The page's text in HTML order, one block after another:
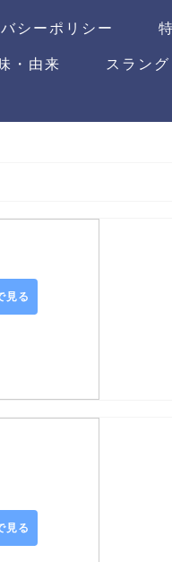
シーポリシー
・由来 スラング
見る
見る